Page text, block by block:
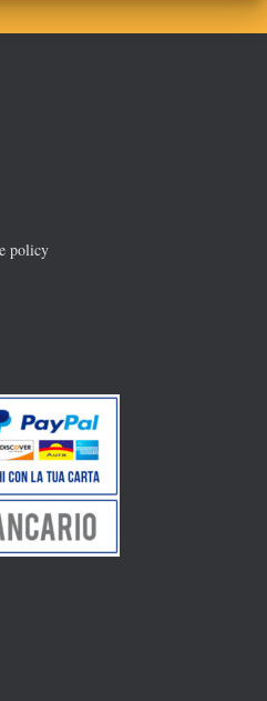
policy